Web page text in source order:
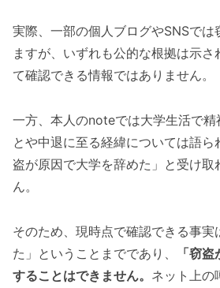
実際、一部の個人ブログやSNSでは
ますが、いずれも公的な根拠は示さ
て確認できる情報ではありません。
一方、本人のnoteでは大学生活で精
とや中退に至る経緯については語
盗が原因で大学を辞めた」と受け取
ん。
そのため、現時点で確認できる事実
た」ということまでであり、
「窃
することはできません。 ネット上の